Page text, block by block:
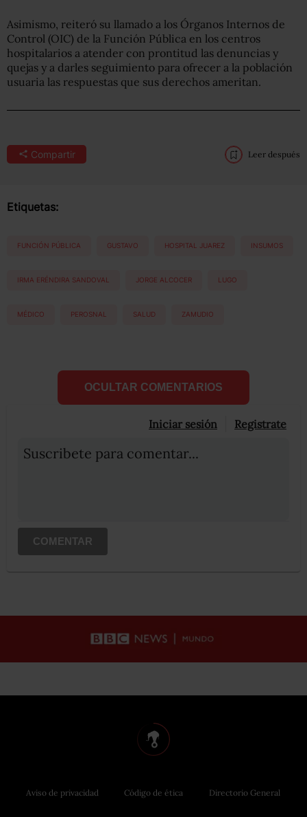
Asimismo, reiteró su llamado a los Órganos Internos de
Control (OIC) de la Función Pública en los centros
hospitalarios a atender con prontitud las denuncias y
quejas y a darles seguimiento para ofrecer a la población
usuaria las respuestas que sus derechos ameritan.
Compartir Leer después
Etiquetas:
FUNCIÓN PÚBLICA GUSTAVO HOSPITAL JUAREZ INSUMOS
IRMA ERÉNDIRA SANDOVAL JORGE ALCOCER LUGO
MÉDICO PEROSNAL SALUD ZAMUDIO
OCULTAR COMENTARIOS
Iniciar sesión Registrate
Suscribete para comentar...
COMENTAR
Aviso de privacidad Código de ética Directorio General